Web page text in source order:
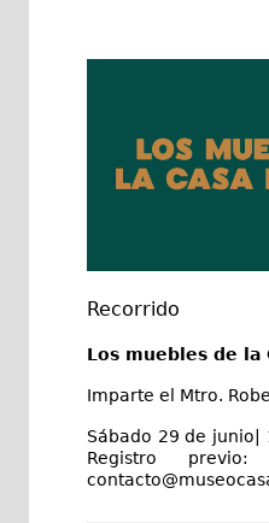
Recorrido
Los muebles de la
Imparte el Mtro.
Sábado 29 de junio|
Registro